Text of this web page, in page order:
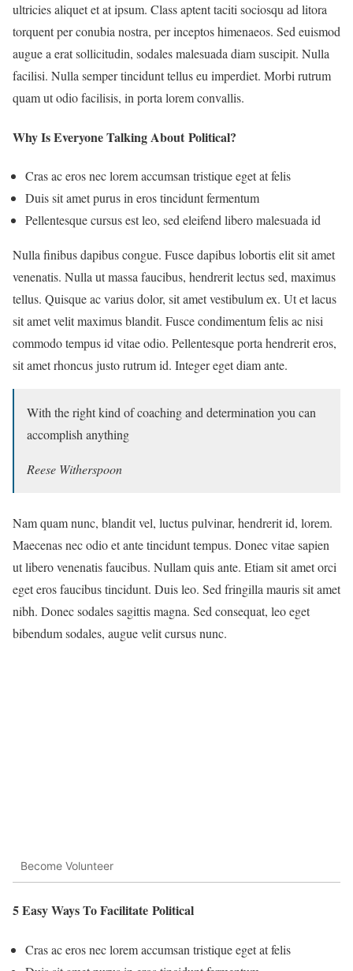
ultricies aliquet et at ipsum. Class aptent taciti sociosqu ad litora
torquent per conubia nostra, per inceptos himenaeos. Sed euismod
augue a erat sollicitudin, sodales malesuada diam suscipit. Nulla
facilisi. Nulla semper tincidunt tellus eu imperdiet. Morbi rutrum
quam ut odio facilisis, in porta lorem convallis.
Why Is Everyone Talking About Political?
Cras ac eros nec lorem accumsan tristique eget at felis
Duis sit amet purus in eros tincidunt fermentum
Pellentesque cursus est leo, sed eleifend libero malesuada id
Nulla finibus dapibus congue. Fusce dapibus lobortis elit sit amet
venenatis. Nulla ut massa faucibus, hendrerit lectus sed, maximus
tellus. Quisque ac varius dolor, sit amet vestibulum ex. Ut et lacus
sit amet velit maximus blandit. Fusce condimentum felis ac nisi
commodo tempus id vitae odio. Pellentesque porta hendrerit eros,
sit amet rhoncus justo rutrum id. Integer eget diam ante.
With the right kind of coaching and determination you can
accomplish anything
Reese Witherspoon
Nam quam nunc, blandit vel, luctus pulvinar, hendrerit id, lorem.
Maecenas nec odio et ante tincidunt tempus. Donec vitae sapien
ut libero venenatis faucibus. Nullam quis ante. Etiam sit amet orci
eget eros faucibus tincidunt. Duis leo. Sed fringilla mauris sit amet
nibh. Donec sodales sagittis magna. Sed consequat, leo eget
bibendum sodales, augue velit cursus nunc.
Become Volunteer
5 Easy Ways To Facilitate Political
Cras ac eros nec lorem accumsan tristique eget at felis